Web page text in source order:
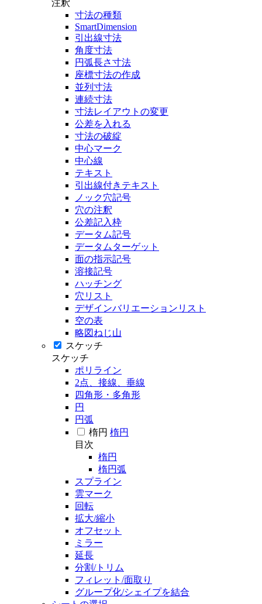
注釈
寸法の種類
SmartDimension
引出線寸法
角度寸法
円弧長さ寸法
座標寸法の作成
並列寸法
連続寸法
寸法レイアウトの変更
公差を入れる
寸法の破綻
中心マーク
中心線
テキスト
引出線付きテキスト
ノック穴記号
穴の注釈
公差記入枠
データム記号
データムターゲット
面の指示記号
溶接記号
ハッチング
穴リスト
デザインバリエーションリスト
空の表
略図ねじ山
スケッチ
スケッチ
ポリライン
2点、接線、垂線
四角形・多角形
円
円弧
楕円 楕円
目次
楕円
楕円弧
スプライン
雲マーク
回転
拡大/縮小
オフセット
ミラー
延長
分割/トリム
フィレット/面取り
グループ化/シェイプを結合